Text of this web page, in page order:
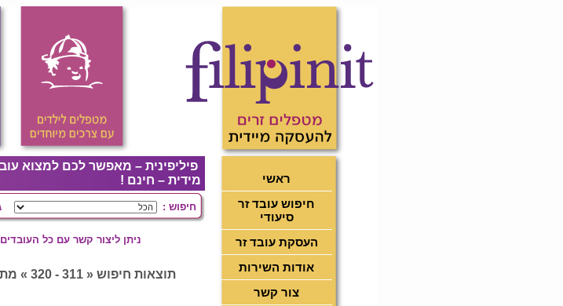
ראשי
חיפוש עובד זר
סיעודי
העסקת עובד זר
אודות השירות
צור קשר
פיליפינית – מאפשר לכם למצוא
מידית – חינם !
חיפוש :
ניתן ליצור קשר עם כל
תוצאות חיפוש « 311 - 320 » מתוך 969